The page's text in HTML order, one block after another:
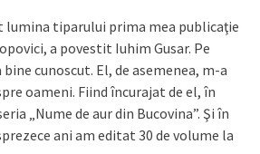
lumina tiparului prima mea publicaţie
a povestit Iuhim Gusar. Pe
cunoscut. El, de asemenea, m-a
oameni. Fiind încurajat de el, în
„Nume de aur din Bucovina”. Şi în
ani am editat 30 de volume la